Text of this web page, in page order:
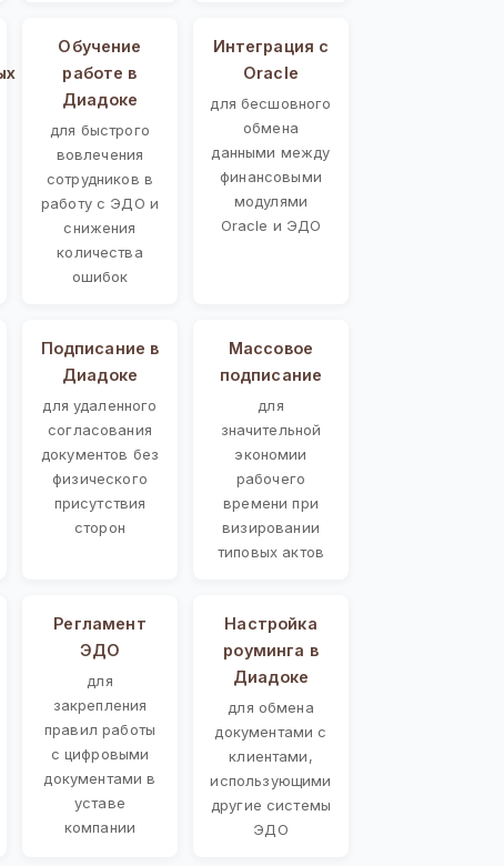
Обучение
работе в
Диадоке
для быстрого
вовлечения
сотрудников в
работу с ЭДО и
снижения
количества
ошибок
Интеграция с
Oracle
для бесшовного
обмена
данными между
финансовыми
модулями
Oracle и ЭДО
Подписание в
Диадоке
для удаленного
согласования
документов без
физического
присутствия
сторон
Массовое
подписание
для
значительной
экономии
рабочего
времени при
визировании
типовых актов
Регламент
ЭДО
для
закрепления
правил работы
с цифровыми
документами в
уставе
компании
Настройка
роуминга в
Диадоке
для обмена
документами с
клиентами,
использующими
другие системы
ЭДО